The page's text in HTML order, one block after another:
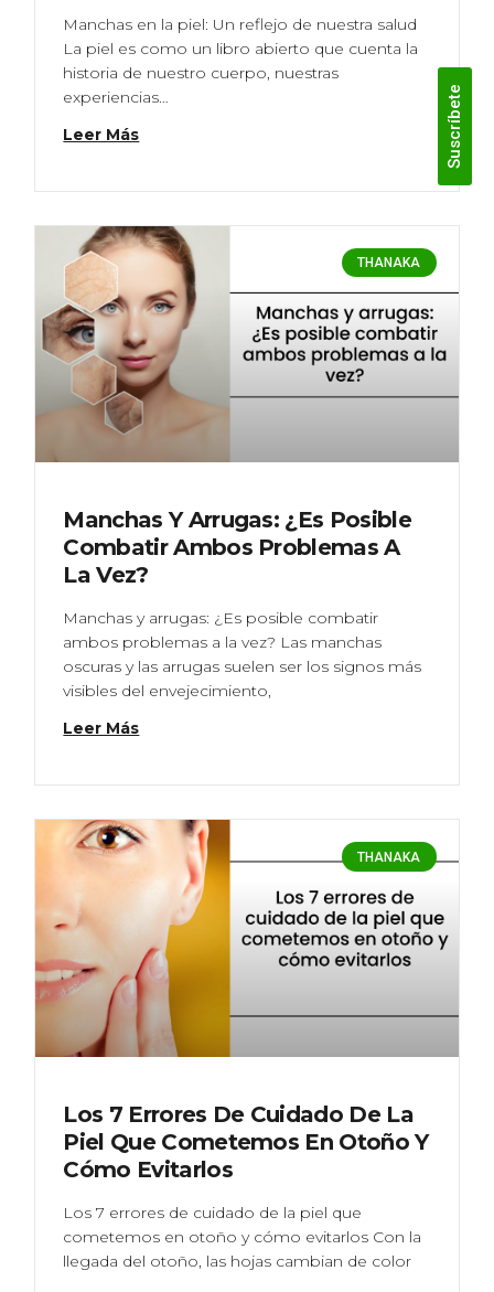
Manchas en la piel: Un reflejo de nuestra salud
La piel es como un libro abierto que cuenta la
historia de nuestro cuerpo, nuestras
experiencias…
Leer Más
THANAKA
Manchas Y Arrugas: ¿Es Posible
Combatir Ambos Problemas A
La Vez?
Manchas y arrugas: ¿Es posible combatir
ambos problemas a la vez? Las manchas
oscuras y las arrugas suelen ser los signos más
visibles del envejecimiento,
Leer Más
THANAKA
Los 7 Errores De Cuidado De La
Piel Que Cometemos En Otoño Y
Cómo Evitarlos
Los 7 errores de cuidado de la piel que
cometemos en otoño y cómo evitarlos Con la
llegada del otoño, las hojas cambian de color
Suscríbete